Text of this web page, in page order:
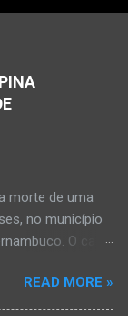
morte de uma
no município
O caso
que, na segunda-
uma
READ MORE »